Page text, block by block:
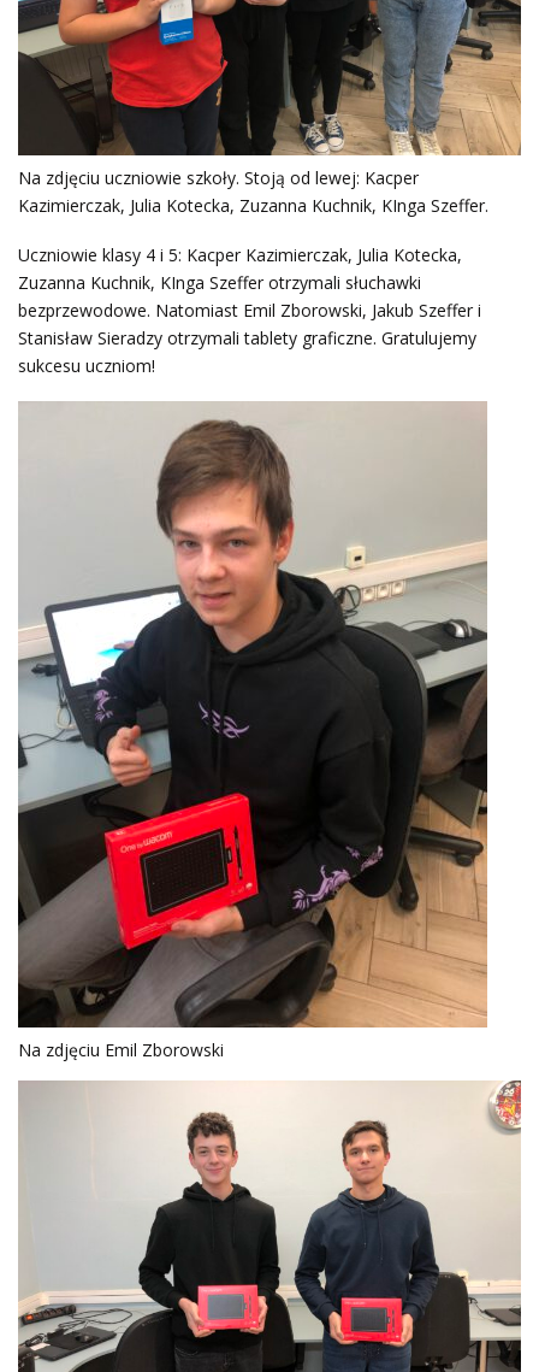
Na zdjęciu uczniowie szkoły. Stoją od lewej: Kacper
Kazimierczak, Julia Kotecka, Zuzanna Kuchnik, KInga Szeffer.
Uczniowie klasy 4 i 5: Kacper Kazimierczak, Julia Kotecka,
Zuzanna Kuchnik, KInga Szeffer otrzymali słuchawki
bezprzewodowe. Natomiast Emil Zborowski, Jakub Szeffer i
Stanisław Sieradzy otrzymali tablety graficzne. Gratulujemy
sukcesu uczniom!
Na zdjęciu Emil Zborowski